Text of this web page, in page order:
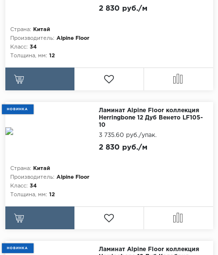
Kronostar
Laufer Husky
Loc Floor
Tarkett
WoodStyle
Страна:
Китай
Производитель: Alpine Floor
Класс: 34
Толщина, мм: 12
2 830 руб./м
НОВИНКА
Ламинат Alpine Floor коллекция
Herringbone 12 Дуб Венето LF105-
10
Страна:
Китай
Производитель: Alpine Floor
Класс: 34
Толщина, мм: 12
2 830 руб./м
3 735.60 руб./упак.
НОВИНКА
Ламинат Alpine Floor коллекция